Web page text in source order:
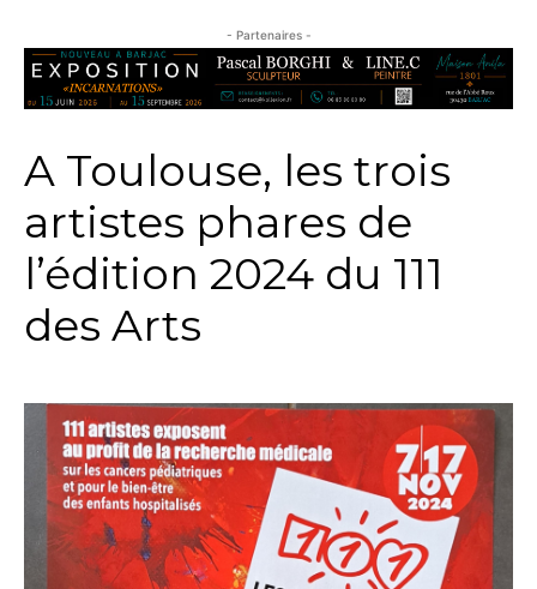
- Partenaires -
A Toulouse, les trois
artistes phares de
l’édition 2024 du 111
des Arts